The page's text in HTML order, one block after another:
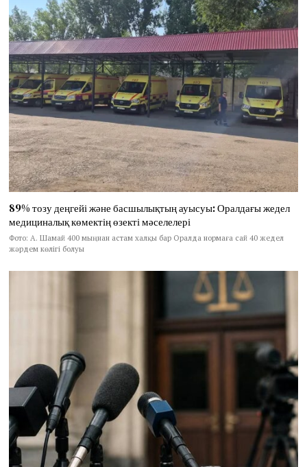
89% тозу деңгейі және басшылықтың ауысуы: Оралдағы жедел
медициналық көмектің өзекті мәселелері
Фото: А. Шамай 400 мыңнан астам халқы бар Оралда нормаға сай 40 жедел
жәрдем көлігі болуы